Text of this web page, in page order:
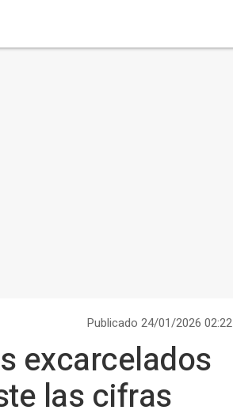
Publicado 24/01/2026 02:22
excarcelados
las cifras